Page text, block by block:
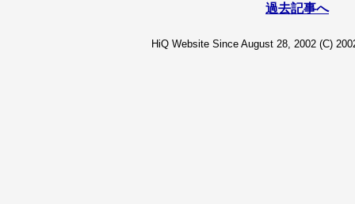
過去記事へ
HiQ Website Since August 28, 2002 (C)